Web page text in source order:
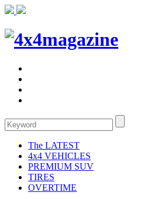
The LATEST
4x4 VEHICLES
PREMIUM SUV
TIRES
OVERTIME